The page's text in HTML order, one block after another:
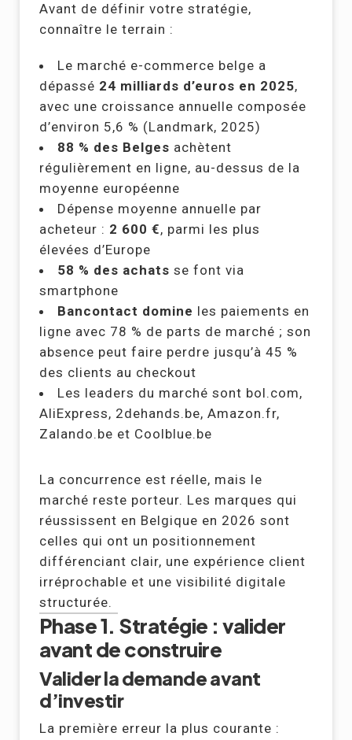
Avant de définir votre stratégie,
connaître le terrain :
Le marché e-commerce belge a
dépassé 24 milliards d’euros en 2025,
avec une croissance annuelle composée
d’environ 5,6 % (Landmark, 2025)
88 % des Belges achètent
régulièrement en ligne, au-dessus de la
moyenne européenne
Dépense moyenne annuelle par
acheteur : 2 600 €, parmi les plus
élevées d’Europe
58 % des achats se font via
smartphone
Bancontact domine les paiements en
ligne avec 78 % de parts de marché ; son
absence peut faire perdre jusqu’à 45 %
des clients au checkout
Les leaders du marché sont bol.com,
AliExpress, 2dehands.be, Amazon.fr,
Zalando.be et Coolblue.be
La concurrence est réelle, mais le
marché reste porteur. Les marques qui
réussissent en Belgique en 2026 sont
celles qui ont un positionnement
différenciant clair, une expérience client
irréprochable et une visibilité digitale
structurée.
Phase 1. Stratégie : valider
avant de construire
Valider la demande avant
d’investir
La première erreur la plus courante :